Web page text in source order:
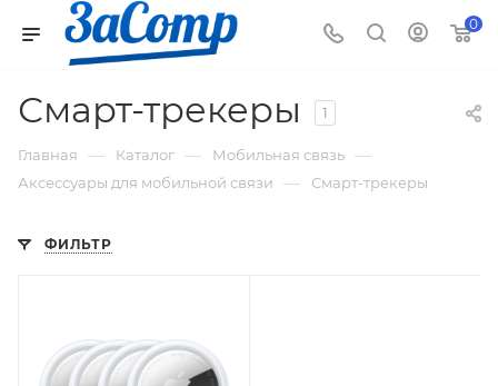
0
Смарт-трекеры 1
Главная — Каталог — Мобильная связь —
Аксессуары для мобильной связи — Смарт-трекеры
ФИЛЬТР